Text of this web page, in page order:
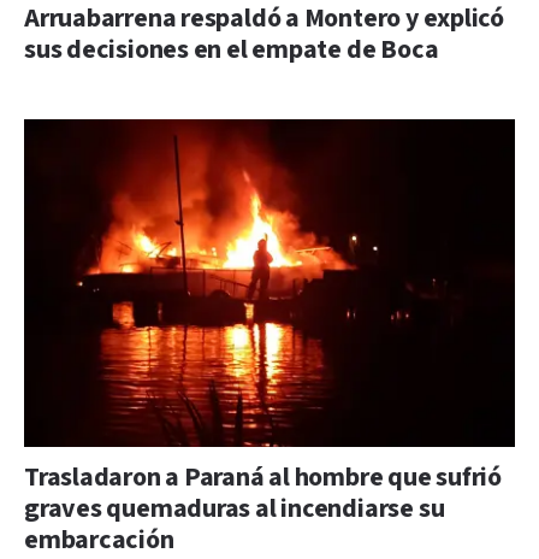
Arruabarrena respaldó a Montero y explicó
sus decisiones en el empate de Boca
Trasladaron a Paraná al hombre que sufrió
graves quemaduras al incendiarse su
embarcación